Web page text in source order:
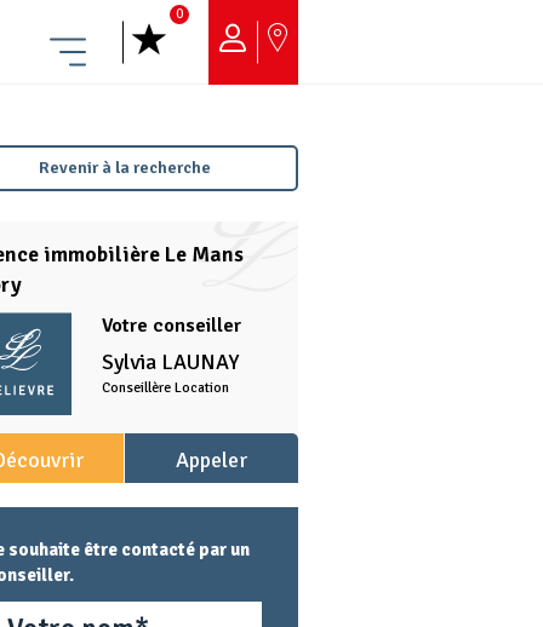
0
Revenir à la recherche
immobilière Le Mans
Votre conseiller
Sylvia LAUNAY
Conseillère Location
l'agence
Appeler
l'agence
souhaite être contacté par un